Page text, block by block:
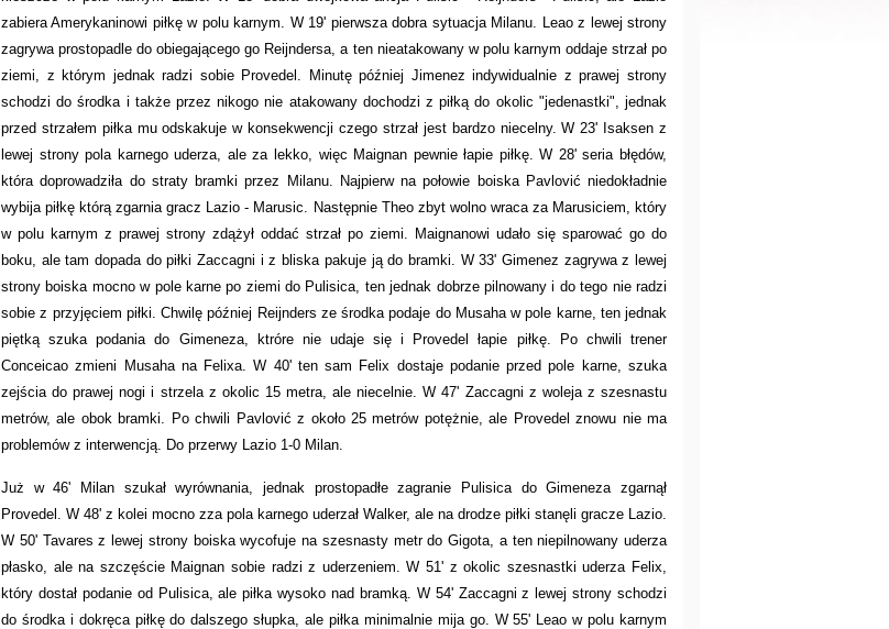
zabiera Amerykaninowi piłkę w polu karnym. W 19' pierwsza dobra sytuacja Milanu. Leao z lewej strony
zagrywa prostopadle do obiegającego go Reijndersa, a ten nieatakowany w polu karnym oddaje strzał po
ziemi, z którym jednak radzi sobie Provedel. Minutę później Jimenez indywidualnie z prawej strony
schodzi do środka i także przez nikogo nie atakowany dochodzi z piłką do okolic "jedenastki", jednak
przed strzałem piłka mu odskakuje w konsekwencji czego strzał jest bardzo niecelny. W 23' Isaksen z
lewej strony pola karnego uderza, ale za lekko, więc Maignan pewnie łapie piłkę. W 28' seria błędów,
która doprowadziła do straty bramki przez Milanu. Najpierw na połowie boiska Pavlović niedokładnie
wybija piłkę którą zgarnia gracz Lazio - Marusic. Następnie Theo zbyt wolno wraca za Marusiciem, który
w polu karnym z prawej strony zdążył oddać strzał po ziemi. Maignanowi udało się sparować go do
boku, ale tam dopada do piłki Zaccagni i z bliska pakuje ją do bramki. W 33' Gimenez zagrywa z lewej
strony boiska mocno w pole karne po ziemi do Pulisica, ten jednak dobrze pilnowany i do tego nie radzi
sobie z przyjęciem piłki. Chwilę później Reijnders ze środka podaje do Musaha w pole karne, ten jednak
piętką szuka podania do Gimeneza, ktróre nie udaje się i Provedel łapie piłkę. Po chwili trener
Conceicao zmieni Musaha na Felixa. W 40' ten sam Felix dostaje podanie przed pole karne, szuka
zejścia do prawej nogi i strzela z okolic 15 metra, ale niecelnie. W 47' Zaccagni z woleja z szesnastu
metrów, ale obok bramki. Po chwili Pavlović z około 25 metrów potężnie, ale Provedel znowu nie ma
problemów z interwencją. Do przerwy Lazio 1-0 Milan.
Już w 46' Milan szukał wyrównania, jednak prostopadłe zagranie Pulisica do Gimeneza zgarnął
Provedel. W 48' z kolei mocno zza pola karnego uderzał Walker, ale na drodze piłki stanęli gracze Lazio.
W 50' Tavares z lewej strony boiska wycofuje na szesnasty metr do Gigota, a ten niepilnowany uderza
płasko, ale na szczęście Maignan sobie radzi z uderzeniem. W 51' z okolic szesnastki uderza Felix,
który dostał podanie od Pulisica, ale piłka wysoko nad bramką. W 54' Zaccagni z lewej strony schodzi
do środka i dokręca piłkę do dalszego słupka, ale piłka minimalnie mija go. W 55' Leao w polu karnym